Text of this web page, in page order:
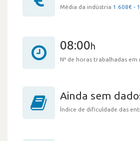
Média da indústria 1.608€ -
08:00h
Nº de horas trabalhadas em
Ainda sem
Índice de dificuldade das